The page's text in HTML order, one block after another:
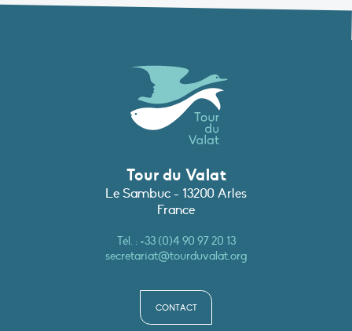
Tour du Valat
Le Sambuc - 13200 Arles
France
Tél. :+33 (0)4 90 97 20 13
secretariat@tourduvalat.org
CONTACT